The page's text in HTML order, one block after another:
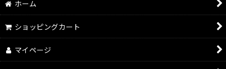
ホーム
ショッピングカート
マイページ